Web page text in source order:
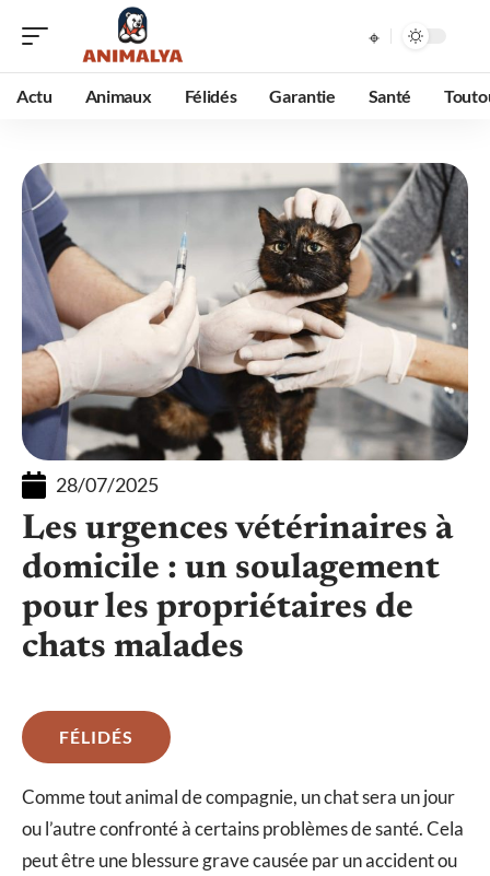
Actu Animaux Félidés Garantie Santé
28/07/2025
Les urgences vétérinaires à
domicile : un soulagement
pour les propriétaires de
chats malades
FÉLIDÉS
Comme tout animal de compagnie, un chat sera un jour
ou l’autre confronté à certains problèmes de santé. Cela
peut être une blessure grave causée par un accident ou